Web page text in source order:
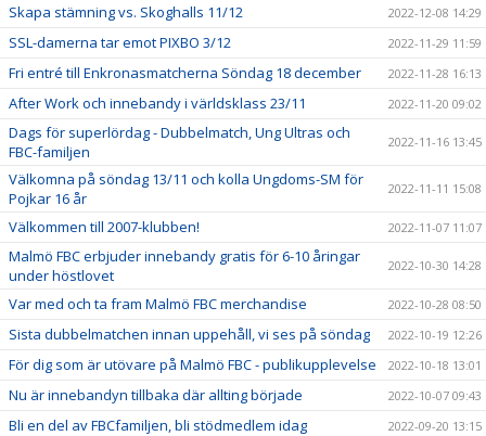
Skapa stämning vs. Skoghalls 11/12 2022-12-08 14:29
SSL-damerna tar emot PIXBO 3/12 2022-11-29 11:59
Fri entré till Enkronasmatcherna Söndag 18 december 2022-11-28 16:13
After Work och innebandy i världsklass 23/11 2022-11-20 09:02
Dags för superlördag - Dubbelmatch, Ung Ultras och
FBC-familjen
2022-11-16 13:45
Välkomna på söndag 13/11 och kolla Ungdoms-SM för
Pojkar 16 år
2022-11-11 15:08
Välkommen till 2007-klubben! 2022-11-07 11:07
Malmö FBC erbjuder innebandy gratis för 6-10 åringar
under höstlovet
2022-10-30 14:28
Var med och ta fram Malmö FBC merchandise 2022-10-28 08:50
Sista dubbelmatchen innan uppehåll, vi ses på söndag 2022-10-19 12:26
För dig som är utövare på Malmö FBC - publikupplevelse 2022-10-18 13:01
Nu är innebandyn tillbaka där allting började 2022-10-07 09:43
Bli en del av FBCfamiljen, bli stödmedlem idag 2022-09-20 13:15